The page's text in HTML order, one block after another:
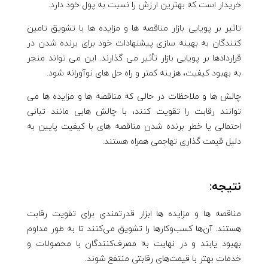
خریدار است که بهترین ارزش را نسبت به پول خود دارد.
تاثیر بر پویایی بازار مناقصه ها و مزایده ها با تشویق تامین
کنندگان به بهینه سازی پیشنهادات خود برای برنده شدن در
قراردادها بر پویایی بازار تأثیر می گذارند. این می تواند منجر
به بهبود کیفیت، هزینه کمتر و راه حل های نوآورانه شود.
چالش ها و ملاحظات در حالی که مناقصه ها و مزایده ها می
توانند رقابت را تقویت کنند، با چالش هایی مانند تبانی
احتمالی یا خطر برنده شدن مناقصه های با کیفیت پایین به
دلیل قیمت گذاری تهاجمی همراه هستند.
نتیجه:
مناقصه ها و مزایده ها ابزار قدرتمندی برای تقویت رقابت
هستند. آن‌ها کسب‌وکارها را تشویق می‌کنند تا به طور مداوم
بهبود یابند و در نهایت به مصرف‌کنندگان با محصولات و
خدمات بهتر با قیمت‌های رقابتی منتفع شوند.